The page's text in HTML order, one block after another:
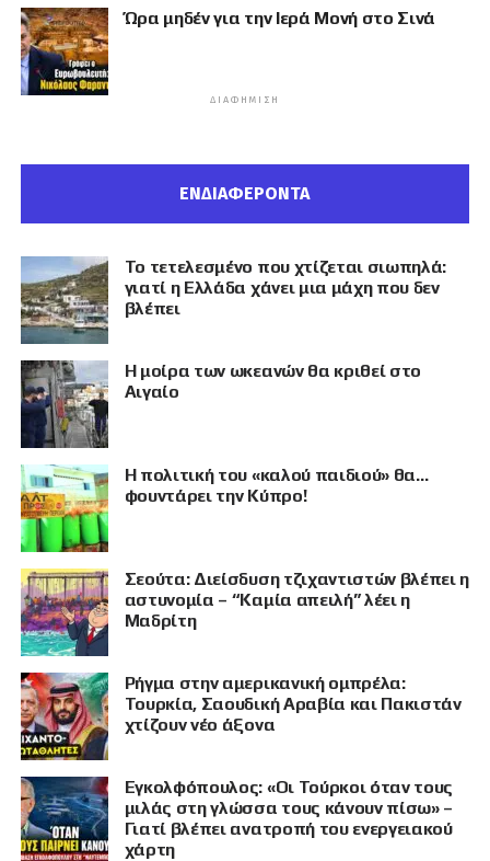
Ώρα μηδέν για την Ιερά Μονή στο Σινά
ΔΙΑΦΉΜΙΣΗ
ΕΝΔΙΑΦΕΡΟΝΤΑ
Το τετελεσμένο που χτίζεται σιωπηλά:
γιατί η Ελλάδα χάνει μια μάχη που δεν
βλέπει
Η μοίρα των ωκεανών θα κριθεί στο
Αιγαίο
Η πολιτική του «καλού παιδιού» θα…
φουντάρει την Κύπρο!
Σεούτα: Διείσδυση τζιχαντιστών βλέπει η
αστυνομία – “Καμία απειλή” λέει η
Μαδρίτη
Ρήγμα στην αμερικανική ομπρέλα:
Τουρκία, Σαουδική Αραβία και Πακιστάν
χτίζουν νέο άξονα
Εγκολφόπουλος: «Οι Τούρκοι όταν τους
μιλάς στη γλώσσα τους κάνουν πίσω» –
Γιατί βλέπει ανατροπή του ενεργειακού
χάρτη